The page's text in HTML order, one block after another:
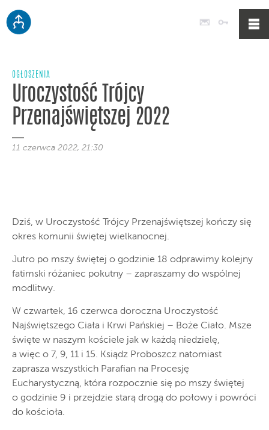
Poczta
OGŁOSZENIA
Uroczystość Trójcy
Przenajświętszej 2022
11 czerwca 2022, 21:30
Dziś, w Uroczystość Trójcy Przenajświętszej kończy się
okres komunii świętej wielkanocnej.
Jutro po mszy świętej o godzinie 18 odprawimy kolejny
fatimski różaniec pokutny – zapraszamy do wspólnej
modlitwy.
W czwartek, 16 czerwca doroczna Uroczystość
Najświętszego Ciała i Krwi Pańskiej – Boże Ciało. Msze
święte w naszym kościele jak w każdą niedzielę,
a więc o 7, 9, 11 i 15. Ksiądz Proboszcz natomiast
zaprasza wszystkich Parafian na Procesję
Eucharystyczną, która rozpocznie się po mszy świętej
o godzinie 9 i przejdzie starą drogą do połowy i powróci
do kościoła.